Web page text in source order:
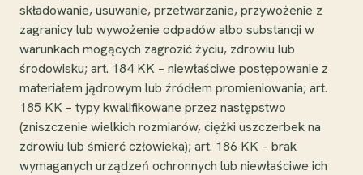
składowanie, usuwanie, przetwarzanie, przywożenie z
zagranicy lub wywożenie odpadów albo substancji w
warunkach mogących zagrozić życiu, zdrowiu lub
środowisku; art. 184 KK – niewłaściwe postępowanie z
materiałem jądrowym lub źródłem promieniowania; art.
185 KK – typy kwalifikowane przez następstwo
(zniszczenie wielkich rozmiarów, ciężki uszczerbek na
zdrowiu lub śmierć człowieka); art. 186 KK – brak
wymaganych urządzeń ochronnych lub niewłaściwe ich